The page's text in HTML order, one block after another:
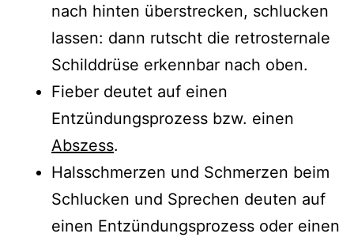
nach hinten überstrecken, schlucken
lassen: dann rutscht die retrosternale
Schilddrüse erkennbar nach oben.
Fieber deutet auf einen
Entzündungsprozess bzw. einen
Abszess.
Halsschmerzen und Schmerzen beim
Schlucken und Sprechen deuten auf
einen Entzündungsprozess oder einen